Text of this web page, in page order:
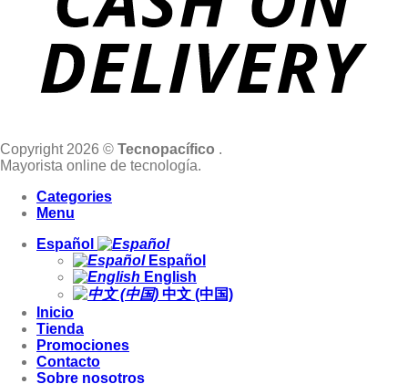
Copyright 2026 © Tecnopacífico .
Mayorista online de tecnología.
Categories
Menu
Español
Español
English
中文 (中国)
Inicio
Tienda
Promociones
Contacto
Sobre nosotros